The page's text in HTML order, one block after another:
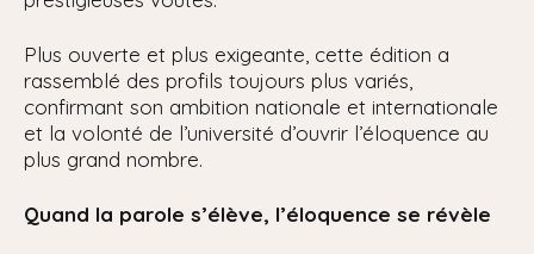
Plus ouverte et plus exigeante, cette édition a
rassemblé des profils toujours plus variés,
confirmant son ambition nationale et internationale
et la volonté de l’université d’ouvrir l’éloquence au
plus grand nombre.
Quand la parole s’élève, l’éloquence se révèle